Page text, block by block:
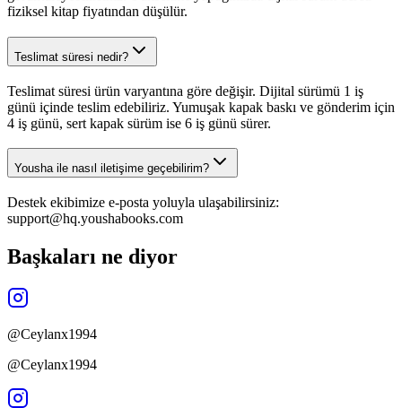
fiziksel kitap fiyatından düşülür.
Teslimat süresi nedir?
Teslimat süresi ürün varyantına göre değişir. Dijital sürümü 1 iş
günü içinde teslim edebiliriz. Yumuşak kapak baskı ve gönderim için
4 iş günü, sert kapak sürüm ise 6 iş günü sürer.
Yousha ile nasıl iletişime geçebilirim?
Destek ekibimize e-posta yoluyla ulaşabilirsiniz:
support@hq.youshabooks.com
Başkaları ne diyor
@Ceylanx1994
@Ceylanx1994